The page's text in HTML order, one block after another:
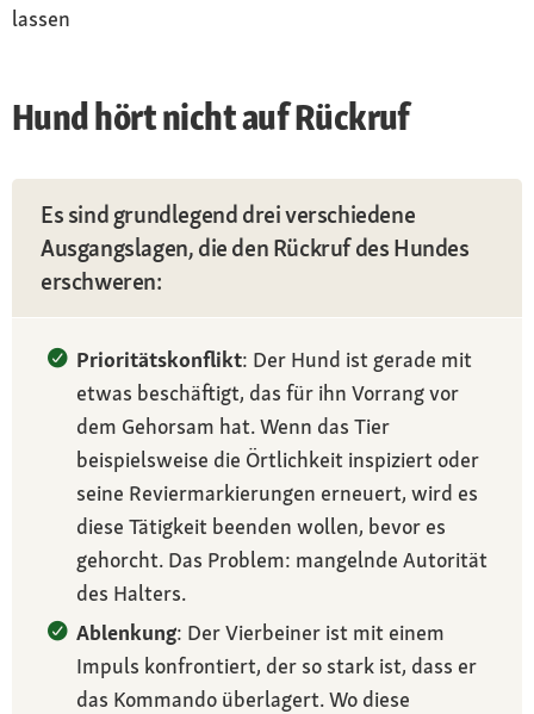
lassen
Hund hört nicht auf Rückruf
Es sind grundlegend drei verschiedene
Ausgangslagen, die den Rückruf des Hundes
erschweren:
Prioritätskonflikt: Der Hund ist gerade mit
etwas beschäftigt, das für ihn Vorrang vor
dem Gehorsam hat. Wenn das Tier
beispielsweise die Örtlichkeit inspiziert oder
seine Reviermarkierungen erneuert, wird es
diese Tätigkeit beenden wollen, bevor es
gehorcht. Das Problem: mangelnde Autorität
des Halters.
Ablenkung: Der Vierbeiner ist mit einem
Impuls konfrontiert, der so stark ist, dass er
das Kommando überlagert. Wo diese